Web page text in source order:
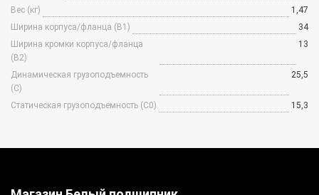
Вес (кг)
1,47
Ширина корпуса/фланца (B1)
34
Ширина кромки корпуса/фланца
(B2)
13
Динамическая грузоподъемность
(C)
25,5
Статическая грузоподъемность (C0) 15,3